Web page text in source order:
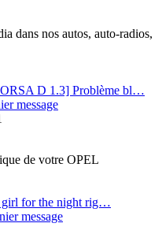
dans nos autos, auto-radios,
D 1.3] Problème bl…
message
de votre OPEL
girl for the night rig…
message